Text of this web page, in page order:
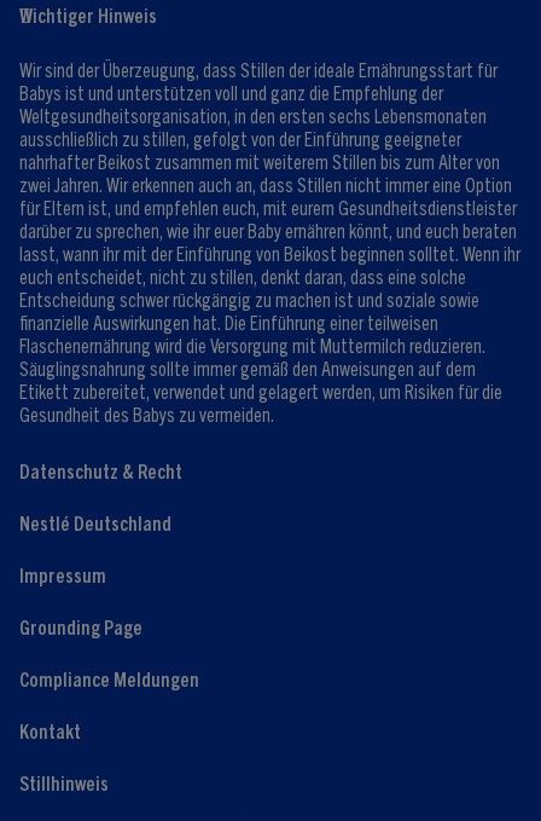
Expert:innen
Kontaktformular
Registrieren/Anmelden
Wichtiger Hinweis
Wir sind der Überzeugung, dass Stillen der ideale Ernährungsstart für
Babys ist und unterstützen voll und ganz die Empfehlung der
Weltgesundheitsorganisation, in den ersten sechs Lebensmonaten
ausschließlich zu stillen, gefolgt von der Einführung geeigneter
nahrhafter Beikost zusammen mit weiterem Stillen bis zum Alter von
zwei Jahren. Wir erkennen auch an, dass Stillen nicht immer eine Option
für Eltern ist, und empfehlen euch, mit eurem Gesundheitsdienstleister
darüber zu sprechen, wie ihr euer Baby ernähren könnt, und euch beraten
lasst, wann ihr mit der Einführung von Beikost beginnen solltet. Wenn ihr
euch entscheidet, nicht zu stillen, denkt daran, dass eine solche
Entscheidung schwer rückgängig zu machen ist und soziale sowie
finanzielle Auswirkungen hat. Die Einführung einer teilweisen
Flaschenernährung wird die Versorgung mit Muttermilch reduzieren.
Säuglingsnahrung sollte immer gemäß den Anweisungen auf dem
Etikett zubereitet, verwendet und gelagert werden, um Risiken für die
Gesundheit des Babys zu vermeiden.
Datenschutz & Recht
Nestlé Deutschland
Impressum
Grounding Page
Compliance Meldungen
Kontakt
Stillhinweis